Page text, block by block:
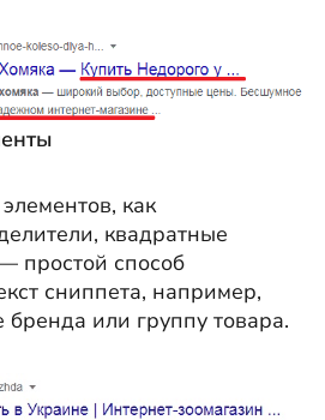
как
квадратные
простой способ
сниппета, например,
бренда или группу товара.